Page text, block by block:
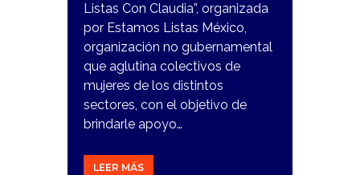
Listas Con Claudia”, organizada
por Estamos Listas México,
organización no gubernamental
que aglutina colectivos de
mujeres de los distintos
sectores, con el objetivo de
brindarle apoyo…
LEER MÁS